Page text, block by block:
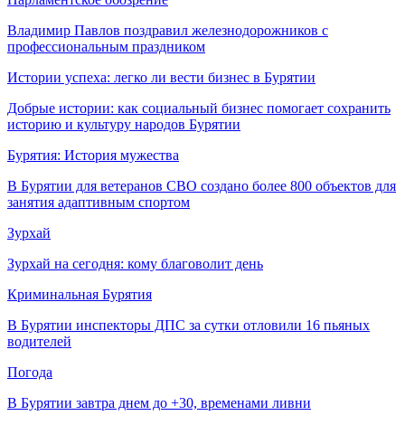
Владимир Павлов поздравил железнодорожников с
профессиональным праздником
Истории успеха: легко ли вести бизнес в Бурятии
Добрые истории: как социальный бизнес помогает сохранить
историю и культуру народов Бурятии
Бурятия: История мужества
В Бурятии для ветеранов СВО создано более 800 объектов для
занятия адаптивным спортом
Зурхай
Зурхай на сегодня: кому благоволит день
Криминальная Бурятия
В Бурятии инспекторы ДПС за сутки отловили 16 пьяных
водителей
Погода
В Бурятии завтра днем до +30, временами ливни